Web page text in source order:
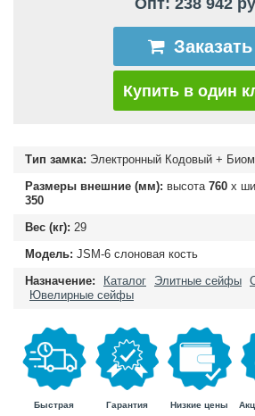
Заказать
Купить в один
Тип замка: Электронный Кодовый +
Размеры внешние (мм): высота 760 х
350
Вес (кг): 29
Модель: JSM-6 слоновая кость
Назначение:
Каталог Элитные сейфы
Ювелирные сейфы
Быстрая
Гарантия
Низкие цены